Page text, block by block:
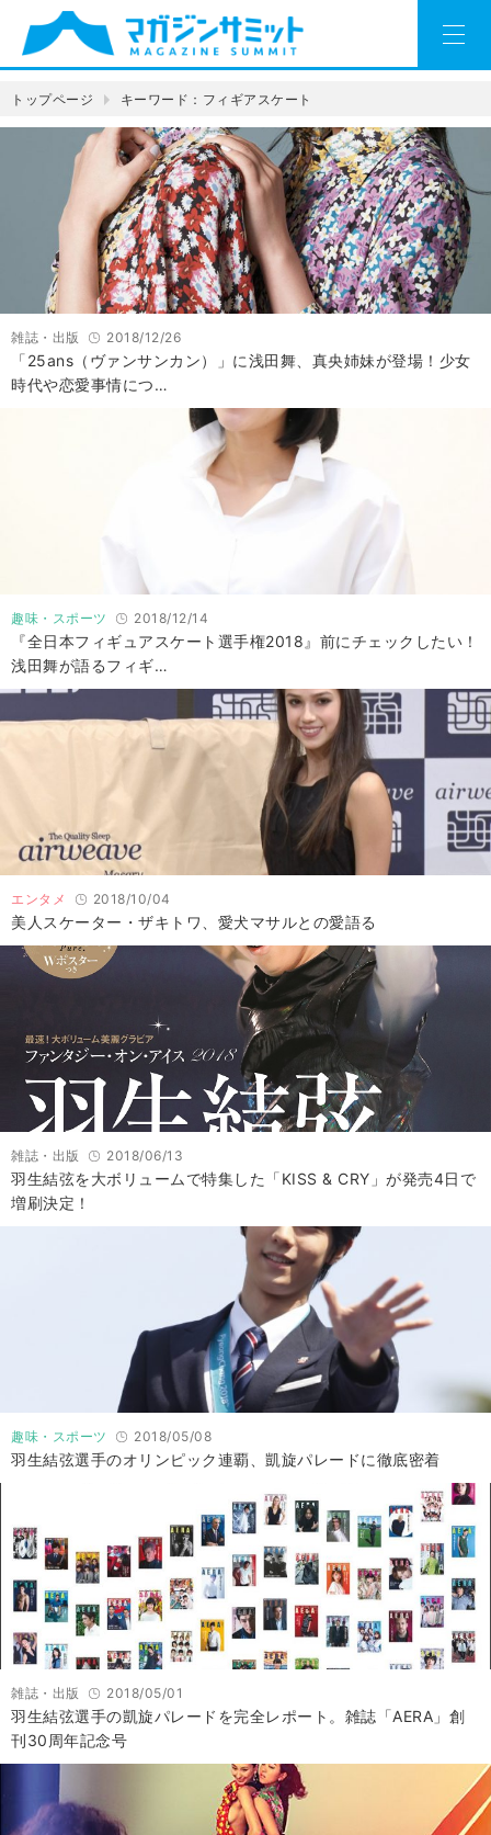
トップページ キーワード：フィギアスケート
雑誌・出版 2018/12/26
「25ans（ヴァンサンカン）」に浅田舞、真央姉妹が登場！少女
時代や恋愛事情につ…
趣味・スポーツ 2018/12/14
『全日本フィギュアスケート選手権2018』前にチェックしたい！
浅田舞が語るフィギ…
エンタメ 2018/10/04
美人スケーター・ザキトワ、愛犬マサルとの愛語る
雑誌・出版 2018/06/13
羽生結弦を大ボリュームで特集した「KISS & CRY」が発売4日で
増刷決定！
趣味・スポーツ 2018/05/08
羽生結弦選手のオリンピック連覇、凱旋パレードに徹底密着
雑誌・出版 2018/05/01
羽生結弦選手の凱旋パレードを完全レポート。雑誌「AERA」創
刊30周年記念号